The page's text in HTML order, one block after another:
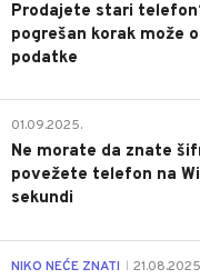
Prodajete stari
pogrešan korak može
podatke
01.09.2025.
Ne morate da znate
povežete telefon na
sekundi
NIKO NEĆE ZNATI